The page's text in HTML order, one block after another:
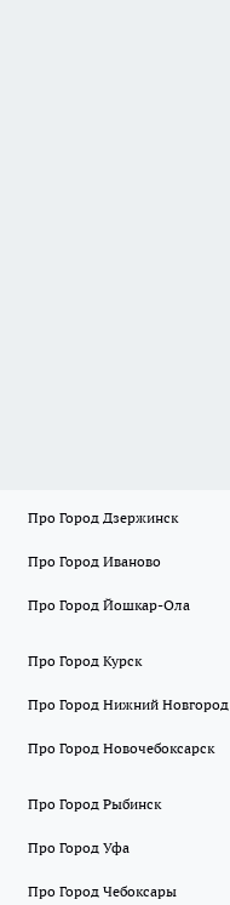
Про Город Дзержинск
Про Город Иваново
Про Город Йошкар-Ола
Про Город Курск
Про Город Нижний Новгород
Про Город Новочебоксарск
Про Город Рыбинск
Про Город Уфа
Про Город Чебоксары